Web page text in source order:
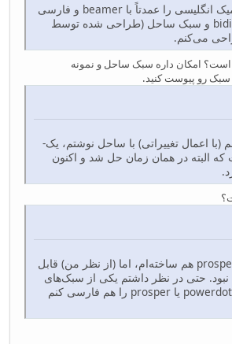
من اسلایدهای آکادمیک انگلیسی را عمدتاً با beamer و فارسی
را یا bidipresentation و سبک ساحل (طراحی شده توسط
می‌کنم.
امکان داره سبک ساحل و نمونه
رو پیوست کنید.
(با اعمال تغییراتی) با ساحل نوشتم، یک-
که البته در همان زمان حل شد و اکنون
اسلاید انگلیسی با prosper هم ساخته‌ام، اما (از نظر من) قابل
مقایسه با beamer‌ نبود. حتی در نظر داشتم یکی از سبک‌های
متداول اسلاید مثل powerdot یا prosper را هم فارسی کنم